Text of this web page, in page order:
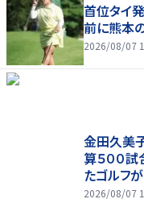
首位タイ
前に熊本
2026/08/07
金田久美
算５００
たゴルフ
たいな」
2026/08/07